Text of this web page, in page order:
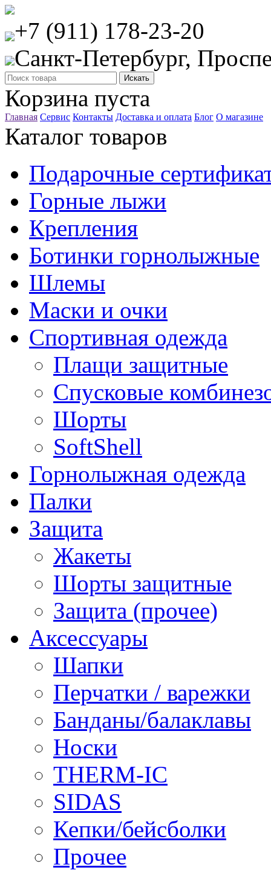
+7 (911) 178-23-20
Санкт-Петербург,
Корзина пуста
Главная Сервис Контакты Доставка и оплата Блог О магазине
Каталог товаров
Подарочные
Горные лыжи
Крепления
Ботинки горнолыжные
Шлемы
Маски и очки
Спортивная одежда
Плащи защитные
Спусковые
Шорты
SoftShell
Горнолыжная одежда
Палки
Защита
Жакеты
Шорты защитные
Защита (прочее)
Аксессуары
Шапки
Перчатки / варежки
Банданы/балаклавы
Носки
THERM-IC
SIDAS
Кепки/бейсболки
Прочее